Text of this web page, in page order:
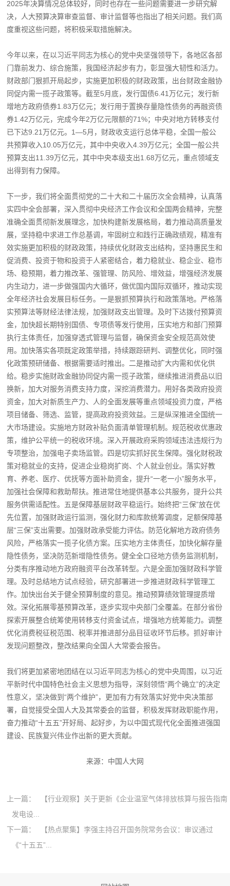
2025年决算情况总体较好，同时也存在一些问题需要进一步研究解
决，人大预算决算审查监督、审计监督等也指出了相关问题。我们高
度重视这些问题，将积极采取措施解决。
今年以来，在以习近平同志为核心的党中央坚强领导下，各地区各部
门靠前发力、综合施策，我国经济起步有力，彰显强大韧性和活力。
财政部门狠抓开局起步，实施更加积极的财政政策，出台财政金融协
同促内需一揽子政策等。截至5月底，发行国债6.41万亿元；发行新
增地方政府债券1.83万亿元；发行用于置换存量隐性债务的再融资债
券1.42万亿元，完成今年2万亿元限额的71%；中央对地方转移支付
已下达9.21万亿元。1—5月，财政收支运行总体平稳，全国一般公
共预算收入10.05万亿元，其中中央收入4.39万亿元；全国一般公共
预算支出11.39万亿元，其中中央本级支出1.68万亿元，重点领域支
出得到有力保障。
下一步，我们将全面贯彻党的二十大和二十届历次全会精神，认真落
实四中全会部署，深入贯彻中央经济工作会议和全国两会精神，完整
准确全面贯彻新发展理念，加快构建新发展格局，着力推动高质量发
展，坚持稳中求进工作总基调，牢固树立和践行正确政绩观，精准有
效实施更加积极的财政政策，持续优化财政支出结构，坚持惠民生和
促消费、投资于物和投资于人紧密结合，着力稳就业、稳企业、稳市
场、稳预期，着力推改革、强管理、防风险、增效益，增强经济发展
内生动力，进一步做强国内大循环，做优国内国际双循环，推动实现
全年经济社会发展目标任务。一是狠抓预算执行和政策落地。严格落
实预算法等财经法律法规，加强财政支出管理。及时下达拨付预算资
金，加快超长期特别国债、专项债等发行使用，压实地方和部门预算
执行主体责任，加强穿透式管理与监督，确保资金安全规范高效使
用。加快落实各项既定政策举措，持续跟踪研判、调整优化，同时强
化政策预研储备、根据需要适时推出。二是推动扩大内需和优化供
给。稳步实施财政金融协同促内需一揽子政策，继续推进消费品以旧
换新，加大对服务消费支持力度，深挖消费潜力。用好各类政府投资
资金，加大对新质生产力、人的全面发展等重点领域投资力度，严格
项目储备、筛选、监管，提高政府投资效益。三是纵深推进全国统一
大市场建设。实施地方财政补贴负面清单管理机制。规范税收优惠政
策，维护公平统一的税收环境。深入开展政府采购领域违法违规行为
专项整治，加强电子卖场监管。四是切实抓好民生保障。强化财税政
策对稳就业的支持，促进企业稳岗扩岗、个人就业创业。落实好教
育、养老、医疗、优抚等方面补助资金，提升“一老一小”服务水平，
加强社会保障和救助帮扶。推进常住地提供基本公共服务，提升公共
服务供需适配性。五是保障基层财政平稳运行。始终把“三保”放在优
先位置，加强财政运行监测，强化财力和库款统筹调度，足额保障基
层“三保”支出需要。加强财政承受能力评估。防范化解地方政府债务
风险，严格落实一揽子化债方案。压实地方主体责任，加快化解存量
隐性债务，坚决防范新增隐性债务。健全全口径地方债务监测机制，
分类有序推动地方政府融资平台改革转型。六是全面加强财政科学管
理。及时总结地方试点经验，研究部署进一步推进财政科学管理工
作。加快出台关于健全预算制度的意见。推动预算绩效管理提质增
效。深化拓展零基预算改革，逐步实现中央部门全覆盖。在部分省份
探索开展整合统筹使用转移支付资金试点，增强地方统筹能力。调整
优化消费税征税范围、税率并推进部分品目征收环节后移。抓好审计
发现问题整改，整改结果向全国人大常委会报告。
我们将更加紧密地团结在以习近平同志为核心的党中央周围，以习近
平新时代中国特色社会主义思想为指导，深刻领悟“两个确立”的决定
性意义，坚决做到“两个维护”，更加有力有效落实好党中央决策部
署，自觉接受全国人大及其常委会的监督，积极发挥财政职能作用，
奋力推动“十五五”开好局、起好步，为以中国式现代化全面推进强国
建设、民族复兴伟业作出新的更大贡献。
来源：中国人大网
上一篇：
【行业观察】关于更新《企业温室气体排放核算与报告指南
发电设...
下一篇：
【热点聚集】李强主持召开国务院常务会议：审议通过
《“十五五”...